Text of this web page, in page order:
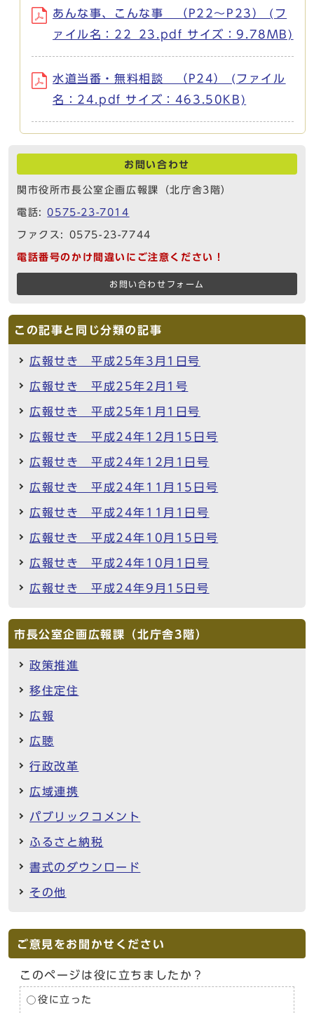
あんな事、こんな事 （P22～P23） (フ
ァイル名：22_23.pdf サイズ：9.78MB)
水道当番・無料相談 （P24） (ファイル
名：24.pdf サイズ：463.50KB)
お問い合わせ
関市役所市長公室企画広報課（北庁舎3階）
電話:0575-23-7014
ファクス: 0575-23-7744
電話番号のかけ間違いにご注意ください！
お問い合わせフォーム
この記事と同じ分類の記事
広報せき 平成25年3月1日号
広報せき 平成25年2月1号
広報せき 平成25年1月1日号
広報せき 平成24年12月15日号
広報せき 平成24年12月1日号
広報せき 平成24年11月15日号
広報せき 平成24年11月1日号
広報せき 平成24年10月15日号
広報せき 平成24年10月1日号
広報せき 平成24年9月15日号
市長公室企画広報課（北庁舎3階）
政策推進
移住定住
広報
広聴
行政改革
広域連携
パブリックコメント
ふるさと納税
書式のダウンロード
その他
ご意見をお聞かせください
このページは役に立ちましたか？
役に立った